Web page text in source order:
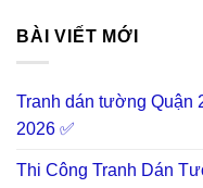
BÀI VIẾT MỚI
Tranh dán tường Quận
2026 ✅
Thi Công Tranh Dán